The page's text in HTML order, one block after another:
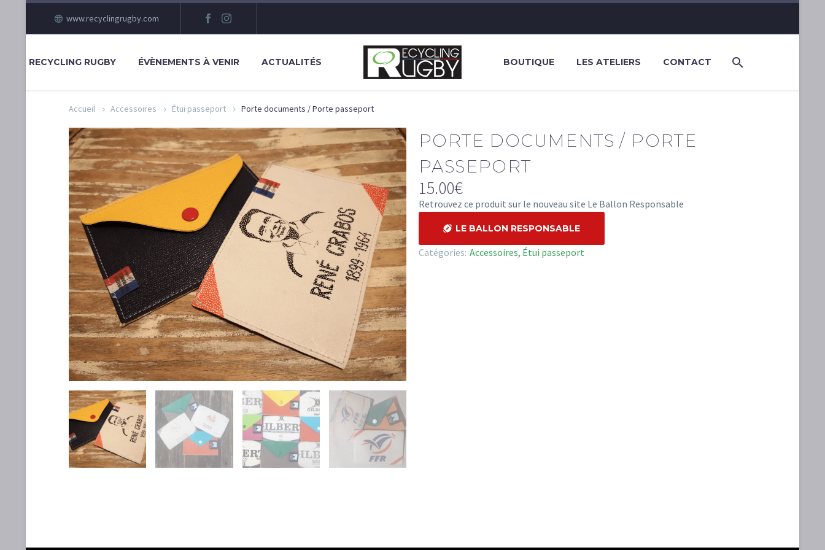
www.recyclingrugby.com
RECYCLING RUGBY ÉVÈNEMENTS À VENIR ACTUALITÉS BOUTIQUE LES ATELIERS CONTACT
Accueil Accessoires Étui passeport Porte documents / Porte passeport
PORTE DOCUMENTS / PORTE
PASSEPORT
15.00€
Retrouvez ce produit sur le nouveau site Le Ballon Responsable
LE BALLON RESPONSABLE
Catégories: Accessoires, Étui passeport